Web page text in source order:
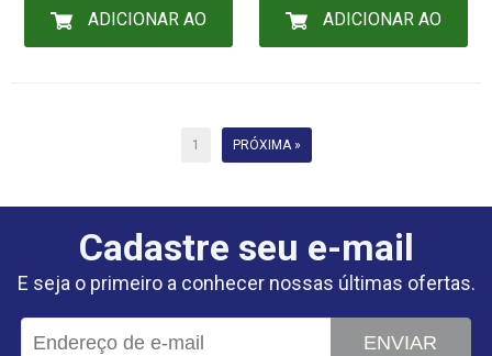
1 PRÓXIMA »
Cadastre seu e-mail
E seja o primeiro a conhecer nossas últimas ofertas.
ENVIAR